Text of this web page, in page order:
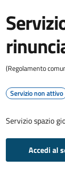
(Regolamento
Servizio non attivo
Servizio spazio
Accedi al